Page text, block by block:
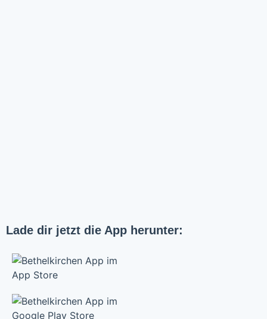
Lade dir jetzt die App herunter: